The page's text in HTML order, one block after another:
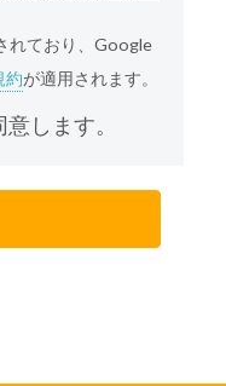
、個人情報の適
業活動の基本で
あると考えてお
人情報を保護す
人情報(本サイト
ただく、氏名、
等、お客様個人
れており、Google
約が適用されます。
します。